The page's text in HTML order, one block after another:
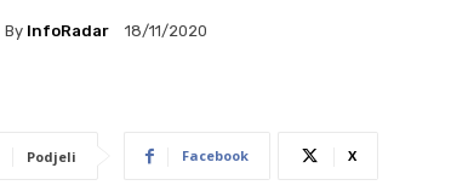
By InfoRadar 18/11/2020
Podjeli Facebook X